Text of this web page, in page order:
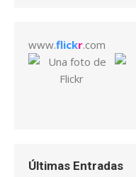
www.flickr.com
Últimas Entradas